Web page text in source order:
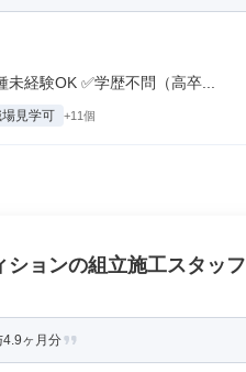
経験OK ✅学歴不問（高卒...
見学可 +11個
ョンの組立施工スタッフ
4.9ヶ月分